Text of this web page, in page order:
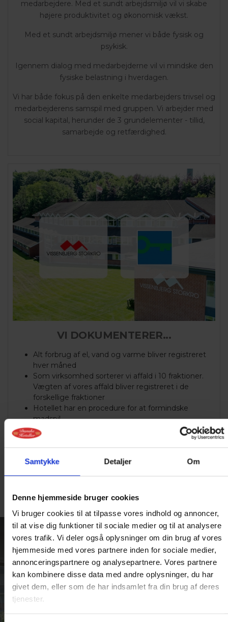
Samtykke Detaljer Om
Denne hjemmeside bruger cookies
Vi bruger cookies til at tilpasse vores indhold og annoncer,
til at vise dig funktioner til sociale medier og til at analysere
vores trafik. Vi deler også oplysninger om din brug af vores
hjemmeside med vores partnere inden for sociale medier,
annonceringspartnere og analysepartnere. Vores partnere
kan kombinere disse data med andre oplysninger, du har
givet dem, eller som de har indsamlet fra din brug af deres
tjenester.
medarbejdere. Med et sundt arbejdsmiljø vil vi skabe
højere produktivitet og økonomisk vækst.
Med et sundt arbejdsmiljø mener vi både fysisk og
psykisk.
Igennem dialog med medarbejderne vil vi mindske den
fysiske belastning i hverdagen.
Vi har både fokus på den enkelte medarbejders trivsel og
medarbejderens samspil med gruppen. Vi arbejder med
social kapital, herunder de 3 grundelementer - tillid,
samarbejde og retfærdighed.
VI DOKUMENTERER...
Alt forbrug af el, vand og varme bliver registreret
hver måned
Som virksomhed sorterer vi affald i 10 fraktioner.
Vægten af vores affald bliver registreret i de
forskellige fraktioner
Hotellet har en procedure for at formindske
madspil
At vi gør vores for at sprede information om
bæredygtighedstiltag og Green Key-indsatsen
LEDER DU
EFTER
INSPIRATION?